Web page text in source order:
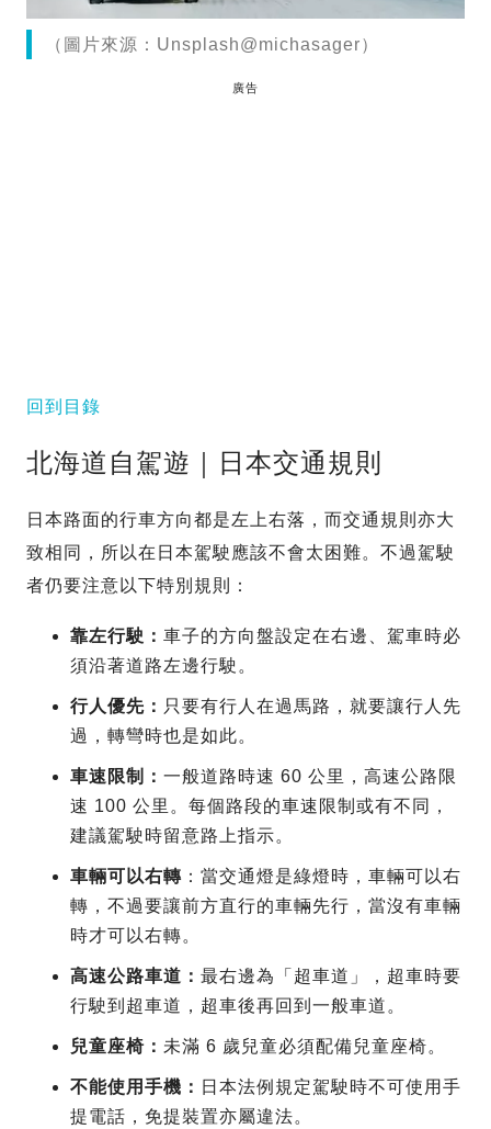
（圖片來源：Unsplash@michasager）
廣告
回到目錄
北海道自駕遊｜日本交通規則
日本路面的行車方向都是左上右落，而交通規則亦大
致相同，所以在日本駕駛應該不會太困難。不過駕駛
者仍要注意以下特別規則：
靠左行駛： 車子的方向盤設定在右邊、駕車時必
須沿著道路左邊行駛。
行人優先： 只要有行人在過馬路，就要讓行人先
過，轉彎時也是如此。
車速限制： 一般道路時速 60 公里，高速公路限
速 100 公里。每個路段的車速限制或有不同，
建議駕駛時留意路上指示。
車輛可以右轉 ：當交通燈是綠燈時，車輛可以右
轉，不過要讓前方直行的車輛先行，當沒有車輛
時才可以右轉。
高速公路車道： 最右邊為「超車道」，超車時要
行駛到超車道，超車後再回到一般車道。
兒童座椅： 未滿 6 歲兒童必須配備兒童座椅。
不能使用手機： 日本法例規定駕駛時不可使用手
提電話，免提裝置亦屬違法。